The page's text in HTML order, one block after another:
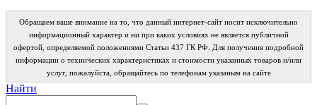
Обращаем ваше внимание на то, что данный интернет-сайт носит исключительно
информационный характер и ни при каких условиях не является публичной
офертой, определяемой положениями Статьи 437 ГК РФ. Для получения подробной
информации о технических характеристиках и стоимости указанных товаров и/или
услуг, пожалуйста, обращайтесь по телефонам указаным на сайте
Найти